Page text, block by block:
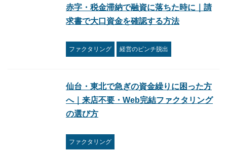
赤字・税金滞納で融資に落ちた時に｜請
求書で大口資金を確認する方法
ファクタリング 経営のピンチ脱出
仙台・東北で急ぎの資金繰りに困った方
へ｜来店不要・Web完結ファクタリング
の選び方
ファクタリング